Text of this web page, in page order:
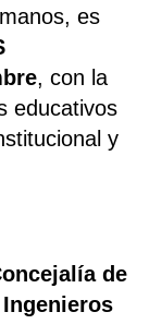
es
, con la
educativos
y
de